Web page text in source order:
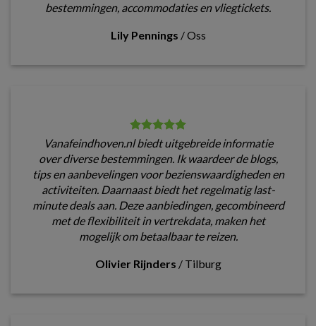
bestemmingen, accommodaties en vliegtickets.
Lily Pennings /Oss
Vanafeindhoven.nl biedt uitgebreide informatie
over diverse bestemmingen. Ik waardeer de blogs,
tips en aanbevelingen voor bezienswaardigheden en
activiteiten. Daarnaast biedt het regelmatig last-
minute deals aan. Deze aanbiedingen, gecombineerd
met de flexibiliteit in vertrekdata, maken het
mogelijk om betaalbaar te reizen.
Olivier Rijnders / Tilburg